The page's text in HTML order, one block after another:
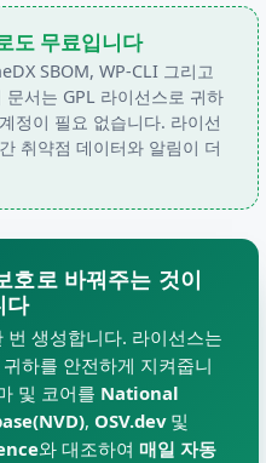
도 무료입니다
SBOM, WP-CLI 그리고
문서는 GPL 라이선스로 귀하
정이 필요 없습니다. 라이선
취약점 데이터와 알림이 더
호로 바꿔주는 것이
다
번 생성합니다. 라이선스는
하를 안전하게 지켜줍니
및 코어를 National
, OSV.dev및
와 대조하여 매일 자동